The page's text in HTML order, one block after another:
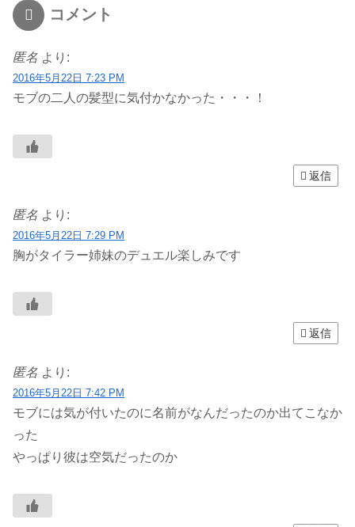
コメント
匿名 より:
2016年5月22日 7:23 PM
モブの二人の髪型に気付かなかった・・・！
返信
匿名 より:
2016年5月22日 7:29 PM
胸がタイラー姉妹のデュエル楽しみです
返信
匿名 より:
2016年5月22日 7:42 PM
モブには気が付いたのに名前がなんだったのか出てこなか
った
やっぱり彼は空気だったのか